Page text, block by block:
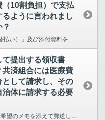
10割負担）で支払
ように言われまし
様式「療養費･家族療養費請求書（立替払い）」及び添付資料を共済センター給付担当にご提出ください...
提出する領収書
済組合には医療費
して請求し、その
体に請求する必要